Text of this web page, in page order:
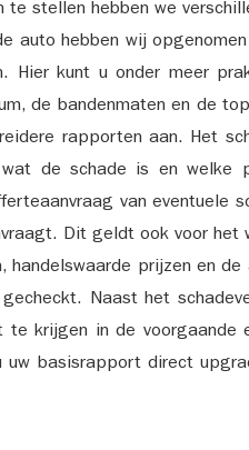
te stellen hebben we
auto hebben wij
Hier kunt u onder meer
de bandenmaten en de
rapporten aan. Het
de schade is en welke
van eventuele
Dit geldt ook voor
prijzen en
Naast het
krijgen in de voorgaande
basisrapport direct